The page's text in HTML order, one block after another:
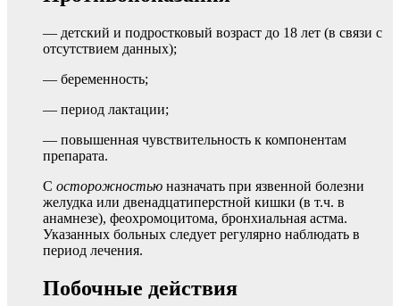
— детский и подростковый возраст до 18 лет (в связи с
отсутствием данных);
— беременность;
— период лактации;
— повышенная чувствительность к компонентам
препарата.
С осторожностью назначать при язвенной болезни
желудка или двенадцатиперстной кишки (в т.ч. в
анамнезе), феохромоцитома, бронхиальная астма.
Указанных больных следует регулярно наблюдать в
период лечения.
Побочные действия